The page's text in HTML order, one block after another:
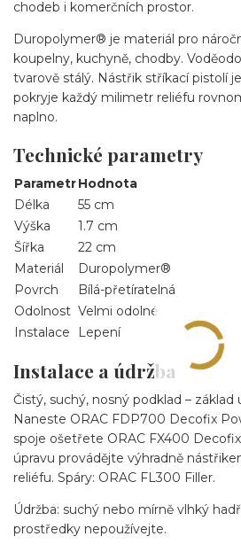
chodeb i komerčních prostor.
Duropolymer® je materiál pro
koupelny, kuchyně, chodby.
tvarově stálý. Nástřik stříkací pistolí
pokryje každý milimetr reliéfu
naplno.
Technické parametry
ParametrHodnota
Délka
55 cm
Výška
1.7 cm
Šířka
22 cm
Materiál
Duropolymer®
Povrch
Bílá-přetíratelná
Odolnost Velmi odolné
Instalace
Lepení
Instalace a údržba
Čistý, suchý, nosný podklad – základ
Naneste ORAC FDP700 Decofix
spoje ošetřete ORAC FX400
úpravu provádějte výhradně
reliéfu. Spáry: ORAC FL300 Filler.
Údržba: suchý nebo mírně vlhký
prostředky nepoužívejte.